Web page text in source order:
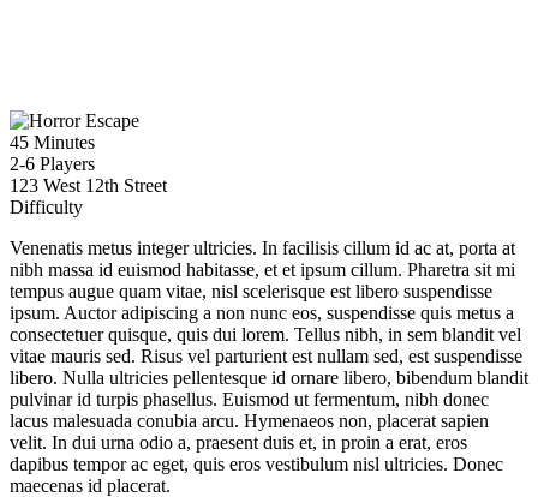
45 Minutes
2-6 Players
123 West 12th Street
Difficulty
Venenatis metus integer ultricies. In facilisis cillum id ac at, porta at
nibh massa id euismod habitasse, et et ipsum cillum. Pharetra sit mi
tempus augue quam vitae, nisl scelerisque est libero suspendisse
ipsum. Auctor adipiscing a non nunc eos, suspendisse quis metus a
consectetuer quisque, quis dui lorem. Tellus nibh, in sem blandit vel
vitae mauris sed. Risus vel parturient est nullam sed, est suspendisse
libero. Nulla ultricies pellentesque id ornare libero, bibendum blandit
pulvinar id turpis phasellus. Euismod ut fermentum, nibh donec
lacus malesuada conubia arcu. Hymenaeos non, placerat sapien
velit. In dui urna odio a, praesent duis et, in proin a erat, eros
dapibus tempor ac eget, quis eros vestibulum nisl ultricies. Donec
maecenas id placerat.